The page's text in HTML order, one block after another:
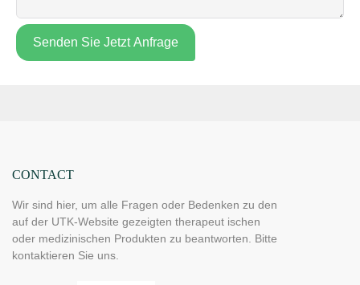
Senden Sie Jetzt Anfrage
CONTACT
Wir sind hier, um alle Fragen oder Bedenken zu den
auf der UTK-Website gezeigten therapeut ischen
oder medizinischen Produkten zu beantworten. Bitte
kontaktieren Sie uns.